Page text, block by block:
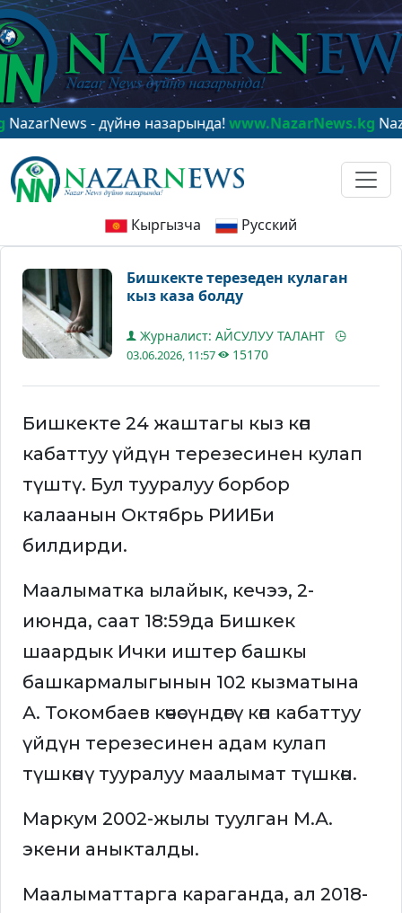
- дүйнө назарында!www.NazarNews.kg
Кыргызча Русский
Бишкекте терезеден кулаган
кыз каза болду
Журналист: АЙСУЛУУ ТАЛАНТ
03.06.2026, 11:57 15170
Бишкекте 24 жаштагы кыз көп
кабаттуу үйдүн терезесинен кулап
түштү. Бул тууралуу борбор
калаанын Октябрь РИИБи
билдирди.
Маалыматка ылайык, кечээ, 2-
июнда, саат 18:59да Бишкек
шаардык Ички иштер башкы
башкармалыгынын 102 кызматына
А. Токомбаев көчөсүндөгү көп кабаттуу
үйдүн терезесинен адам кулап
түшкөнү тууралуу маалымат түшкөн.
Маркум 2002-жылы туулган М.А.
экени аныкталды.
Маалыматтарга караганда, ал 2018-